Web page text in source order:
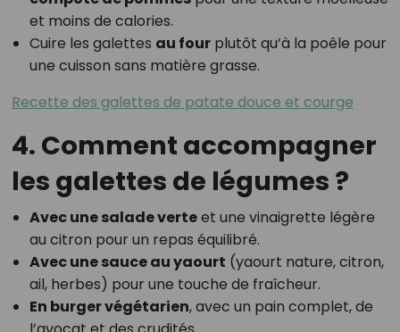
et moins de calories.
Cuire les galettes au fourplutôt qu’à la poêle pour
une cuisson sans matière grasse.
Recette des galettes de patate douce et courge
4. Comment accompagner
les galettes de légumes ?
Avec une salade verteet une vinaigrette légère
au citron pour un repas équilibré.
Avec une sauce au yaourt (yaourt nature, citron,
ail, herbes) pour une touche de fraîcheur.
En burger végétarien, avec un pain complet, de